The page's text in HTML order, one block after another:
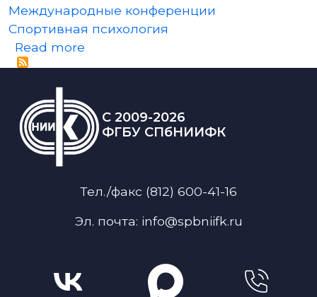
Международные конференции
Спортивная психология
Read moreabout 15-й Санкт-Петербургский
C 2009-2026
ФГБУ СПбНИИФК
Тел./факс (812) 600-41-16
Эл. почта: info@spbniifk.ru